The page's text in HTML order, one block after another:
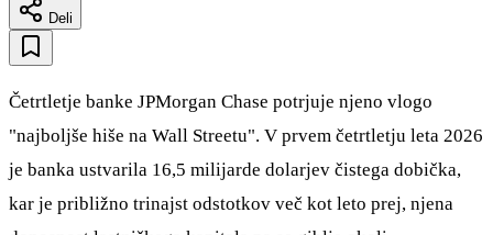
Deli
Četrtletje banke JPMorgan Chase potrjuje njeno vlogo
"najboljše hiše na Wall Streetu". V prvem četrtletju leta 2026
je banka ustvarila 16,5 milijarde dolarjev čistega dobička,
kar je približno trinajst odstotkov več kot leto prej, njena